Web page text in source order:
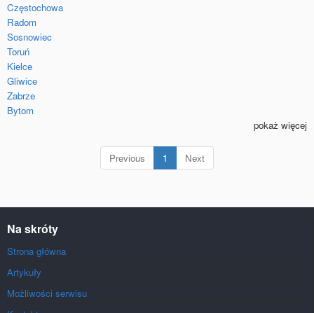
Częstochowa
Radom
Sosnowiec
Toruń
Kielce
Gliwice
Zabrze
Bytom
pokaż więcej
Previous 1 (current)
Next
Na skróty
Strona główna
Artykuły
Możliwości serwisu